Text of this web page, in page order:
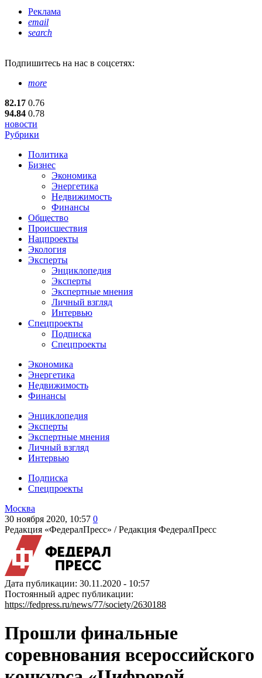
Реклама
email
search
Подпишитесь на нас в соцсетях:
more
82.17 0.76
94.84 0.78
новости
Рубрики
Политика
Бизнес
Экономика
Энергетика
Недвижимость
Финансы
Общество
Происшествия
Нацпроекты
Экология
Эксперты
Энциклопедия
Эксперты
Экспертные мнения
Личный взгляд
Интервью
Спецпроекты
Подписка
Спецпроекты
Экономика
Энергетика
Недвижимость
Финансы
Энциклопедия
Эксперты
Экспертные мнения
Личный взгляд
Интервью
Подписка
Спецпроекты
Москва
30 ноября 2020, 10:57 0
Редакция «ФедералПресс» /Редакция ФедералПресс
Дата публикации: 30.11.2020 - 10:57
Постоянный адрес публикации:
https://fedpress.ru/news/77/society/2630188
Прошли финальные
соревнования всероссийского